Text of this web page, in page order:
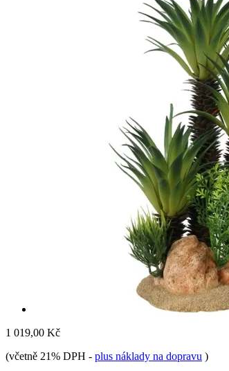
1 019,00 Kč
(včetně 21% DPH - plus náklady na dopravu )